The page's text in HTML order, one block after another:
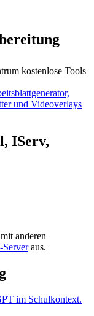
kostenlose Tools
und Videoverlays
IServ,
anderen
Serveraus.
im Schulkontext.